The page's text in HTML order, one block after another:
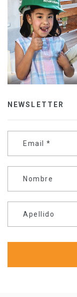
NEWSLETTER
Email *
Nombre
Apellido